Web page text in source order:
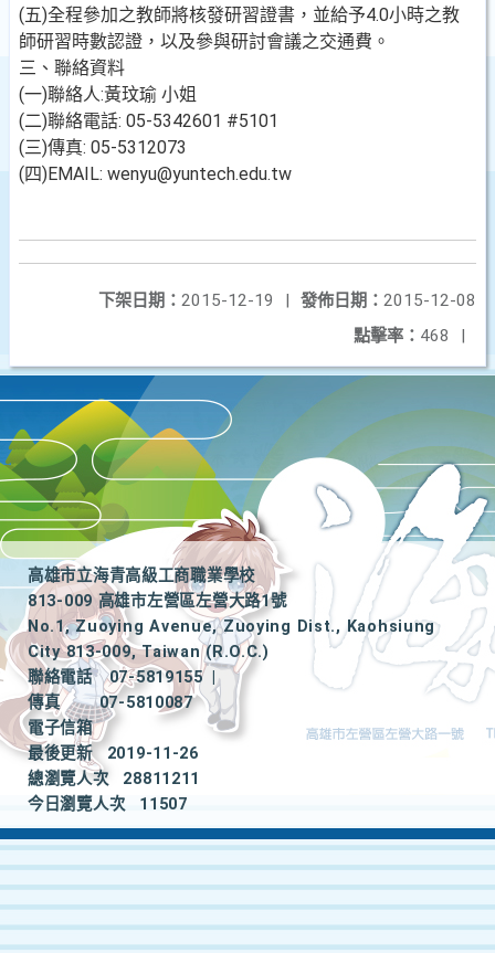
(五)全程參加之教師將核發研習證書，並給予4.0小時之教
師研習時數認證，以及參與研討會議之交通費。
三、聯絡資料
(一)聯絡人:黃玟瑜 小姐
(二)聯絡電話: 05-5342601 #5101
(三)傳真: 05-5312073
(四)EMAIL: wenyu@yuntech.edu.tw
發佈日期： 2015-12-08
下架日期： 2015-12-19
|
點擊率： 468 |
高雄市立海青高級工商職業學校
813-009 高雄市左營區左營大路1號
No.1, Zuoying Avenue, Zuoying Dist., Kaohsiung
City 813-009, Taiwan (R.O.C.)
聯絡電話
07-5819155
|
傳真
07-5810087
電子信箱
最後更新
2019-11-26
總瀏覽人次
28811211
今日瀏覽人次
11507